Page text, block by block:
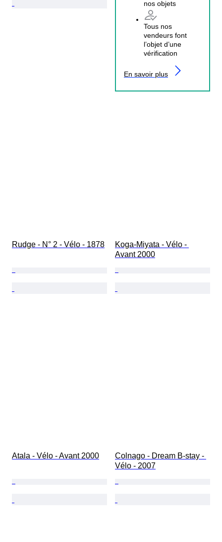
nos objets
Tous nos
vendeurs font
l’objet d’une
vérification
En savoir plus
Rudge - N° 2 - Vélo - 1878
Koga-Miyata - Vélo -
Avant 2000
Atala - Vélo - Avant 2000
Colnago - Dream B-stay -
Vélo - 2007